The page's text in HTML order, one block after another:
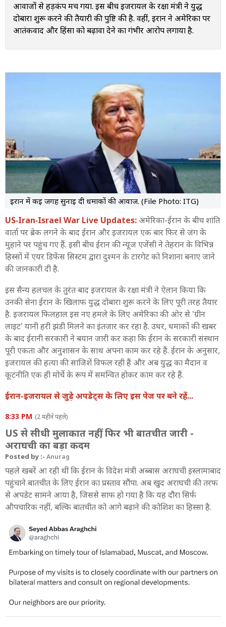
1:42 AM
US-Iran-Israel War: अमेरिका की शर्तों पर ही होगा कोई भी
समझौता, ट्रंप का ईरान को निर्देश
Middle East War: ईरान में सत्ता को लेकर संघर्ष, कलीबाफ ने वार्ता
प्रमुख की भूमिका से दिया इस्तीफा
'किसी भी रास्ते से ईरान न आएं', भारतीय दूतावास ने जारी की नई
एडवाइजरी
12:10 AM
ईरान में सत्ता के लिए अंदरूनी रार! US संग होने वाली इस्लामाबाद शांति
वार्ता पर लगा ब्रेक
आवाजों से हड़कंप मच गया. इस बीच इजरायल के रक्षा मंत्री ने युद्ध
दोबारा शुरू करने की तैयारी की पुष्टि की है. वहीं, ईरान ने अमेरिका पर
आतंकवाद और हिंसा को बढ़ावा देने का गंभीर आरोप लगाया है.
ईरान में कई जगह सुनाई दी धमाकों की आवाज. (File Photo: ITG)
US‑Iran‑Israel War Live Updates: अमेरिका-ईरान के बीच शांति
वार्ता पर ब्रेक लगने के बाद ईरान और इजरायल एक बार फिर से जंग के
मुहाने पर पहुंच गए हैं. इसी बीच ईरान की न्यूज एजेंसी ने तेहरान के विभिन्न
हिस्सों में एयर डिफेंस सिस्टम द्वारा दुश्मन के टारगेट को निशाना बनाए जाने
की जानकारी दी है.
इस सैन्य हलचल के तुरंत बाद इजरायल के रक्षा मंत्री ने ऐलान किया कि
उनकी सेना ईरान के खिलाफ युद्ध दोबारा शुरू करने के लिए पूरी तरह तैयार
है. इजरायल फिलहाल इस नए हमले के लिए अमेरिका की ओर से 'ग्रीन
लाइट' यानी हरी झंडी मिलने का इंतजार कर रहा है. उधर, धमाकों की खबर
के बाद ईरानी सरकारी ने बयान जारी कर कहा कि ईरान के सरकारी संस्थान
पूरी एकता और अनुशासन के साथ अपना काम कर रहे हैं. ईरान के अनुसार,
इजरायल की हत्या की साजिशें विफल रही हैं और अब युद्ध का मैदान व
कूटनीति एक ही मोर्चे के रूप में समन्वित होकर काम कर रहे हैं.
ईरान-इजरायल से जुड़े अपडेट्स के लिए इस पेज पर बने रहें...
8:33 PM (2 महीने पहले)
US से सीधी मुलाकात नहीं, फिर भी बातचीत जारी -
अराघची का बड़ा कदम
Posted by :- Anurag
पहले खबरें आ रही थीं कि ईरान के विदेश मंत्री अब्बास अराघची इस्लामाबाद
पहुंचाने बातचीत के लिए ईरान का प्रस्ताव सौंपा. अब खुद अराघची की तरफ
से अपडेट सामने आया है, जिससे साफ हो गया है कि यह दौरा सिर्फ
औपचारिक नहीं, बल्कि बातचीत को आगे बढ़ाने की कोशिश का हिस्सा है.